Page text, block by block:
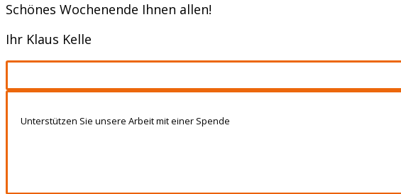
Schönes Wochenende Ihnen allen!
Ihr Klaus Kelle
Unterstützen Sie unsere Arbeit mit einer Spende